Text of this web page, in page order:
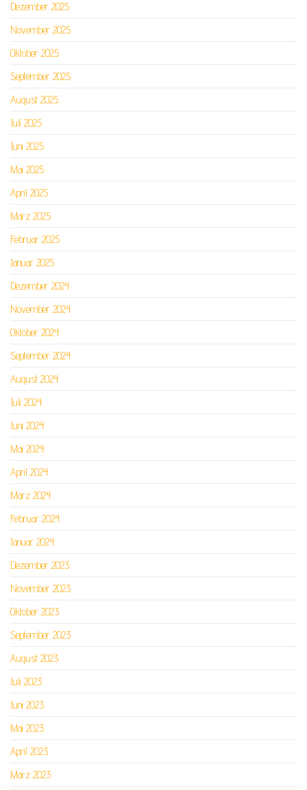
Dezember 2025
November 2025
Oktober 2025
September 2025
August 2025
Juli 2025
Juni 2025
Mai 2025
April 2025
März 2025
Februar 2025
Januar 2025
Dezember 2024
November 2024
Oktober 2024
September 2024
August 2024
Juli 2024
Juni 2024
Mai 2024
April 2024
März 2024
Februar 2024
Januar 2024
Dezember 2023
November 2023
Oktober 2023
September 2023
August 2023
Juli 2023
Juni 2023
Mai 2023
April 2023
März 2023